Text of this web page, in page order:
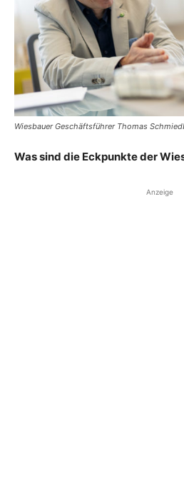
Wiesbauer Geschäftsführer Thomas
Was sind die Eckpunkte der
Anzeige